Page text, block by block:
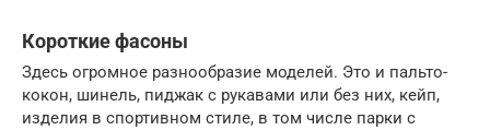
Короткие фасоны
Здесь огромное разнообразие моделей. Это и пальто-
кокон, шинель, пиджак с рукавами или без них, кейп,
изделия в спортивном стиле, в том числе парки с